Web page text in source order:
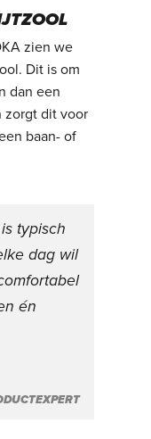
zien we
Dit is om
dan een
zorgt dit voor
baan- of
typisch
dag wil
én